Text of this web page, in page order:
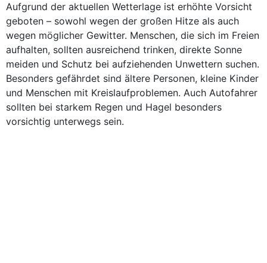
Aufgrund der aktuellen Wetterlage ist erhöhte Vorsicht
geboten – sowohl wegen der großen Hitze als auch
wegen möglicher Gewitter. Menschen, die sich im Freien
aufhalten, sollten ausreichend trinken, direkte Sonne
meiden und Schutz bei aufziehenden Unwettern suchen.
Besonders gefährdet sind ältere Personen, kleine Kinder
und Menschen mit Kreislaufproblemen. Auch Autofahrer
sollten bei starkem Regen und Hagel besonders
vorsichtig unterwegs sein.